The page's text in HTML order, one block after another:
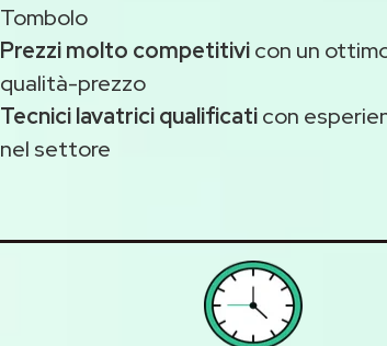
Tombolo
Prezzi molto competitivicon un
qualità-prezzo
Tecnici lavatrici qualificaticon
nel settore